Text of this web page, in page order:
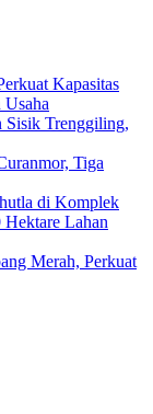
Kapasitas
Sisik Trenggiling,
Tiga
di Komplek
Lahan
Merah, Perkuat